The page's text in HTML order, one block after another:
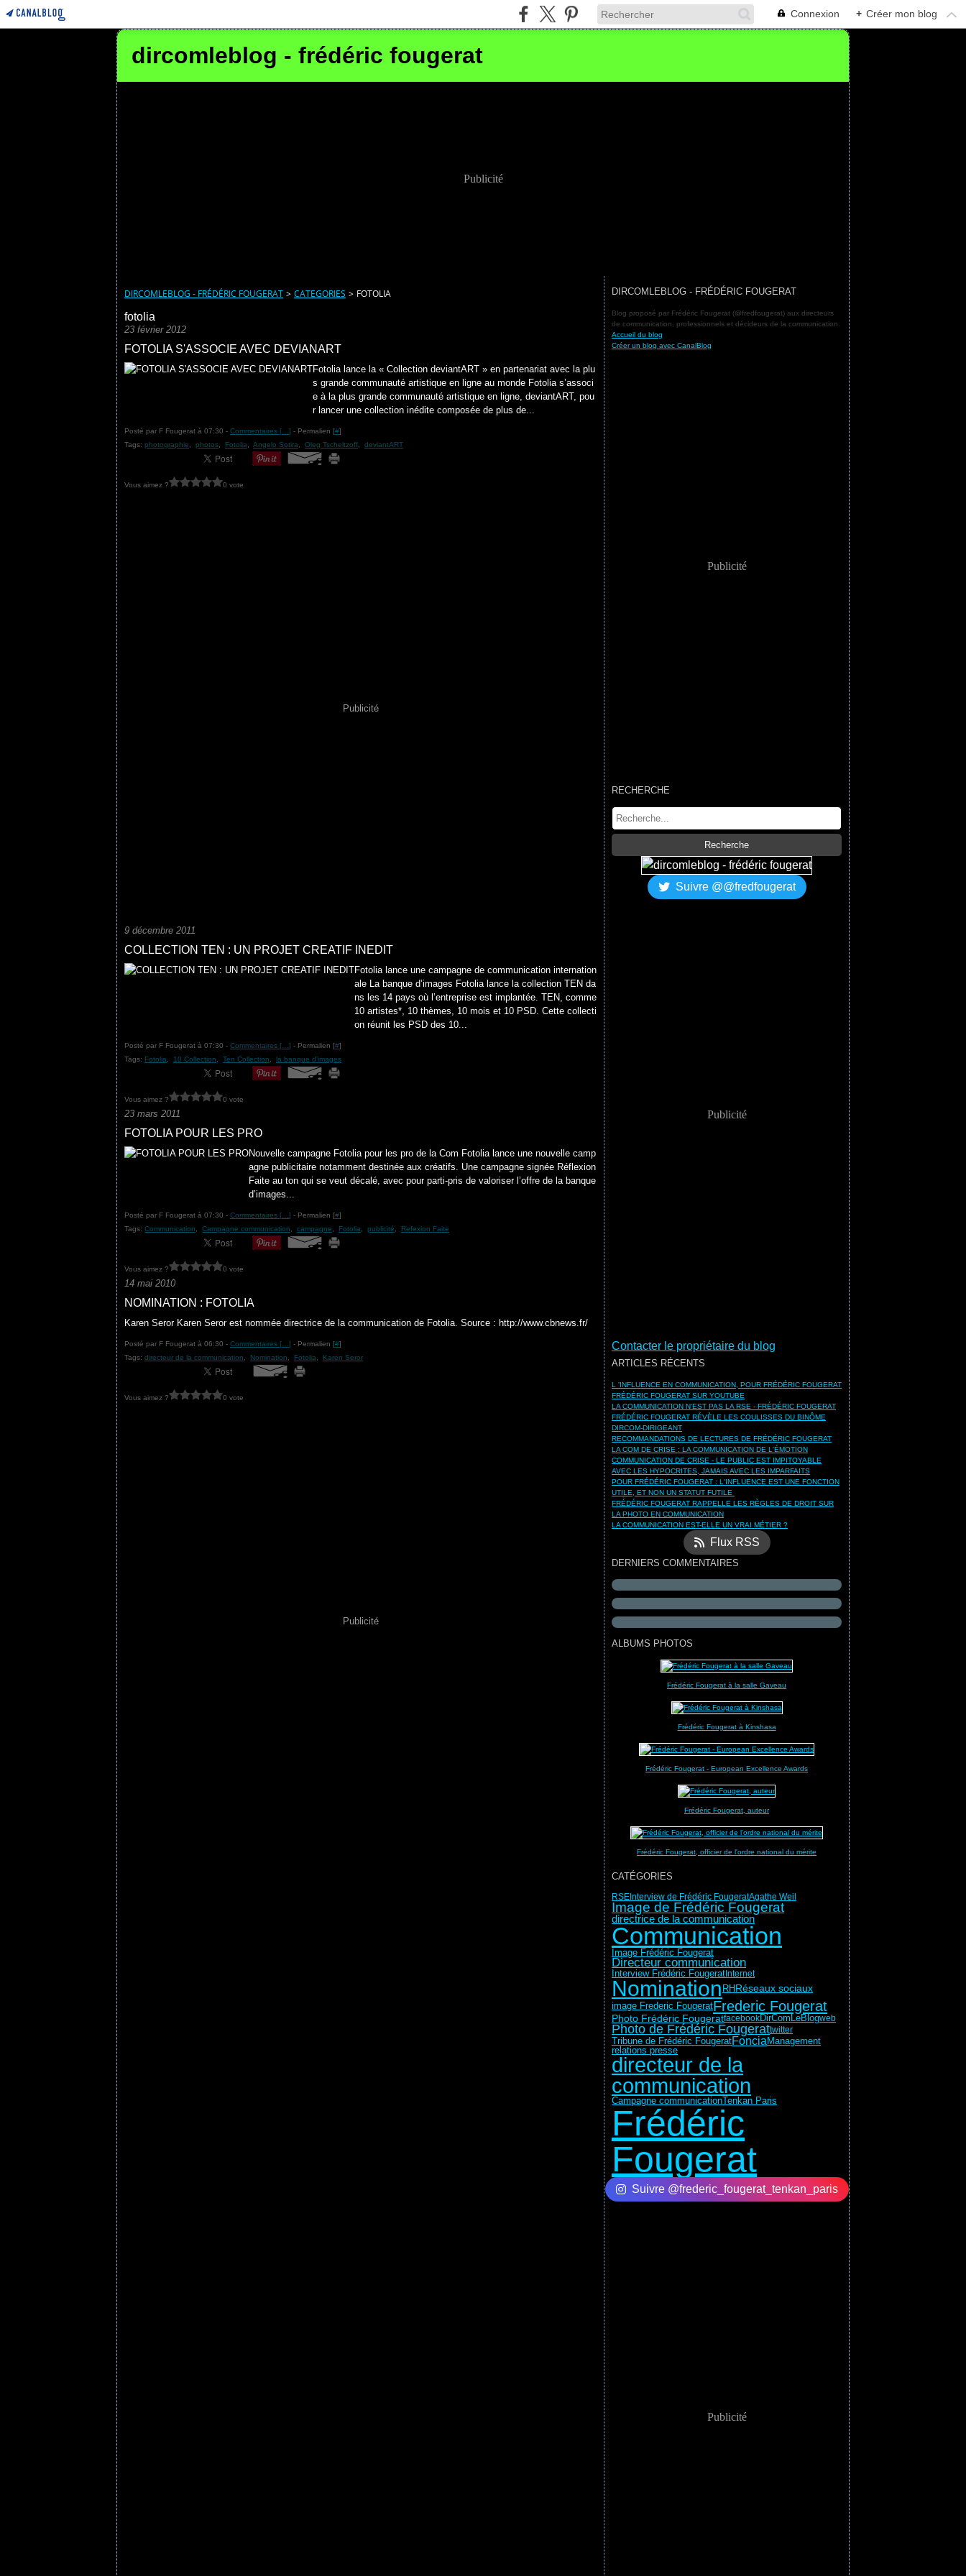
Connexion + Créer mon blog
dircomleblog - frédéric fougerat
Publicité
DIRCOMLEBLOG - FRÉDÉRIC FOUGERAT > CATEGORIES > FOTOLIA
fotolia
23 février 2012
FOTOLIA S'ASSOCIE AVEC DEVIANART
Fotolia lance la « Collection deviantART » en partenariat avec la plu
s grande communauté artistique en ligne au monde Fotolia s’associ
e à la plus grande communauté artistique en ligne, deviantART, pou
r lancer une collection inédite composée de plus de...
Posté par F Fougerat à 07:30 - Commentaires [ ] - Permalien [#]
Tags: photographie photos Fotolia Angelo Sotira Oleg Tscheltzoff deviantART
Vous aimez ? 0 vote
Publicité
9 décembre 2011
COLLECTION TEN : UN PROJET CREATIF INEDIT
Fotolia lance une campagne de communication internation
ale La banque d’images Fotolia lance la collection TEN da
ns les 14 pays où l’entreprise est implantée. TEN, comme
10 artistes*, 10 thèmes, 10 mois et 10 PSD. Cette collecti
on réunit les PSD des 10...
Posté par F Fougerat à 07:30 - Commentaires [ ] - Permalien [#]
Tags: Fotolia 10 Collection Ten Collection la banque d’images
Vous aimez ? 0 vote
23 mars 2011
FOTOLIA POUR LES PRO
Nouvelle campagne Fotolia pour les pro de la Com Fotolia lance une nouvelle camp
agne publicitaire notamment destinée aux créatifs. Une campagne signée Réflexion
Faite au ton qui se veut décalé, avec pour parti-pris de valoriser l’offre de la banque
d’images...
Posté par F Fougerat à 07:30 - Commentaires [ ] - Permalien [#]
Tags: Communication Campagne communication campagne Fotolia publicité Refexion Faite
Vous aimez ? 0 vote
14 mai 2010
NOMINATION : FOTOLIA
Karen Seror Karen Seror est nommée directrice de la communication de Fotolia. Source : http://www.cbnews.fr/
Posté par F Fougerat à 06:30 - Commentaires [ ] - Permalien [#]
Tags: directeur de la communication Nomination Fotolia Karen Seror
Vous aimez ? 0 vote
Publicité
DIRCOMLEBLOG - FRÉDÉRIC FOUGERAT
Blog proposé par Frédéric Fougerat (@fredfougerat) aux directeurs
de communication, professionnels et décideurs de la communication.
Accueil du blog
Créer un blog avec CanalBlog
Publicité
RECHERCHE
Suivre @@fredfougerat
Publicité
Contacter le propriétaire du blog
ARTICLES RÉCENTS
L 'INFLUENCE EN COMMUNICATION, POUR FRÉDÉRIC FOUGERAT
FRÉDÉRIC FOUGERAT SUR YOUTUBE
LA COMMUNICATION N'EST PAS LA RSE - FRÉDÉRIC FOUGERAT
FRÉDÉRIC FOUGERAT RÉVÈLE LES COULISSES DU BINÔME
DIRCOM-DIRIGEANT
RECOMMANDATIONS DE LECTURES DE FRÉDÉRIC FOUGERAT
LA COM DE CRISE : LA COMMUNICATION DE L'ÉMOTION
COMMUNICATION DE CRISE - LE PUBLIC EST IMPITOYABLE
AVEC LES HYPOCRITES, JAMAIS AVEC LES IMPARFAITS
POUR FRÉDÉRIC FOUGERAT : L'INFLUENCE EST UNE FONCTION
UTILE, ET NON UN STATUT FUTILE
FRÉDÉRIC FOUGERAT RAPPELLE LES RÈGLES DE DROIT SUR
LA PHOTO EN COMMUNICATION
LA COMMUNICATION EST-ELLE UN VRAI MÉTIER ?
Flux RSS
DERNIERS COMMENTAIRES
ALBUMS PHOTOS
Frédéric Fougerat à la salle Gaveau
Frédéric Fougerat à Kinshasa
Frédéric Fougerat - European Excellence Awards
Frédéric Fougerat, auteur
Frédéric Fougerat, officier de l'ordre national du mérite
CATÉGORIES
RSE Interview de Frédéric FougeratAgathe Weil
Image de Frédéric Fougerat
directrice de la communication
Communication
Image Frédéric Fougerat
Directeur communication
Interview Frédéric FougeratInternet
Nomination RHRéseaux sociaux
image Frederic FougeratFrederic Fougerat
Photo Frédéric FougeratfacebookDirComLeBlogweb
Photo de Frédéric Fougerattwitter
Tribune de Frédéric FougeratFonciaManagement
relations presse
directeur de la
communication
Campagne communicationTenkan Paris
Frédéric
Fougerat
Suivre @frederic_fougerat_tenkan_paris
Publicité